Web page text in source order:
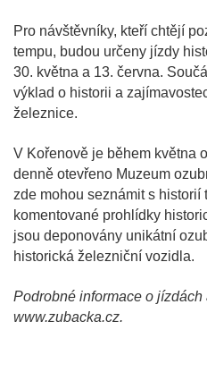
Pro návštěvníky, kteří chtějí
tempu, budou určeny jízdy
30. května a 13. června.
výklad o historii a
železnice.
V Kořenově je během května
denně otevřeno Muzeum
zde mohou seznámit s historií
komentované prohlídky
jsou deponovány unikátní
historická železniční vozidla.
Podrobné informace o jízdách
www.zubacka.cz.